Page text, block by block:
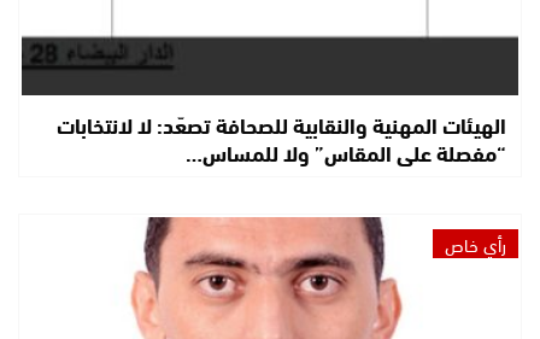
الهيئات المهنية والنقابية للصحافة تصعّد: لا لانتخابات
“مفصلة على المقاس” ولا للمساس…
رأي خاص